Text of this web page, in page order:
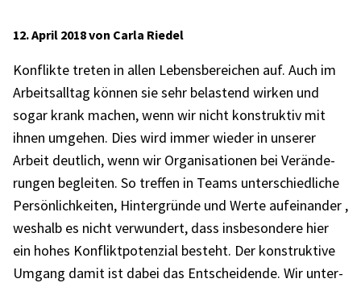
12. April 2018 von Carla Riedel
Konflikte treten in allen Lebens­be­rei­chen auf. Auch im
Arbeits­all­tag können sie sehr belas­tend wirken und
sogar krank machen, wenn wir nicht konstruk­tiv mit
ihnen umge­hen. Dies wird immer wieder in unse­rer
Arbeit deut­lich, wenn wir Orga­ni­sa­tio­nen bei Verän­de­
run­gen beglei­ten. So tref­fen in Teams unter­schied­li­che
Persön­lich­kei­ten, Hinter­gründe und Werte aufein­an­der ,
weshalb es nicht verwun­dert, dass insbe­son­dere hier
ein hohes Konflikt­po­ten­zial besteht. Der konstruk­tive
Umgang damit ist dabei das Entschei­dende. Wir unter­